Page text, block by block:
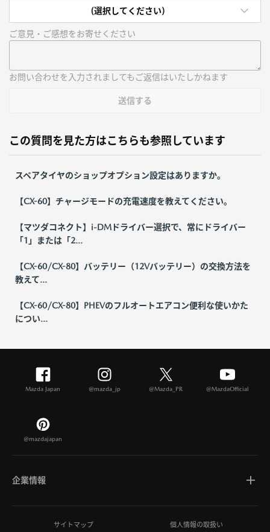
(選択してください)
ご意見・ご感想をお寄せください
お問い合わせを入力されましてもご返信はいたしかねます
送信する
この質問を見た方はこちらも参照しています
スペアタイヤのショップオプション設定はありますか。
【CX-60】チャージモードの充電速度を教えてください。
【マツダコネクト】i-DMドライバー選択で、常にドライバー
「1」または「2...
【CX-60/CX-80】バッテリー（12Vバッテリー）の交換方法を
教えて...
【CX-60/CX-80】PHEVのフルオートエアコン便利な使いかた
につい...
Mazda Japan @mazda_jp @Mazda_PR @MazdaOfficial
@mazdajapan
企業情報
マツダについてサイトマップ 個人情報の取扱い